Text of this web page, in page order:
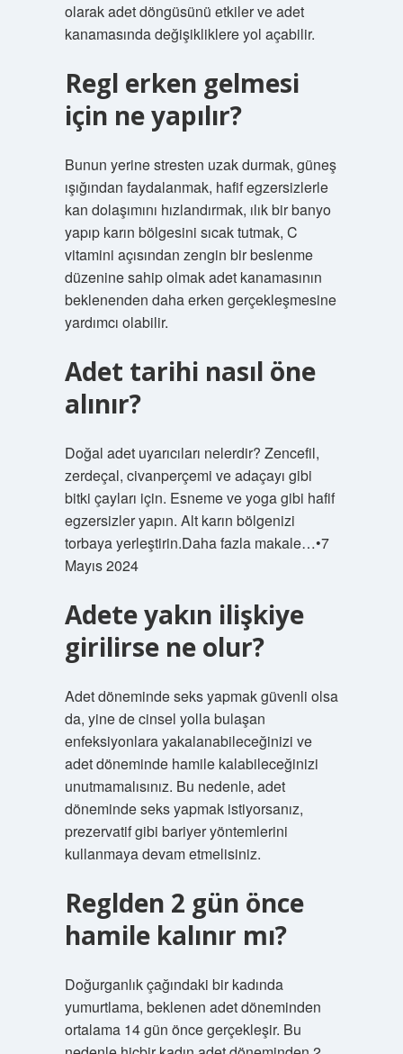
olarak adet döngüsünü etkiler ve adet
kanamasında değişikliklere yol açabilir.
Regl erken gelmesi
için ne yapılır?
Bunun yerine stresten uzak durmak, güneş
ışığından faydalanmak, hafif egzersizlerle
kan dolaşımını hızlandırmak, ılık bir banyo
yapıp karın bölgesini sıcak tutmak, C
vitamini açısından zengin bir beslenme
düzenine sahip olmak adet kanamasının
beklenenden daha erken gerçekleşmesine
yardımcı olabilir.
Adet tarihi nasıl öne
alınır?
Doğal adet uyarıcıları nelerdir? Zencefil,
zerdeçal, civanperçemi ve adaçayı gibi
bitki çayları için. Esneme ve yoga gibi hafif
egzersizler yapın. Alt karın bölgenizi
torbaya yerleştirin.Daha fazla makale…•7
Mayıs 2024
Adete yakın ilişkiye
girilirse ne olur?
Adet döneminde seks yapmak güvenli olsa
da, yine de cinsel yolla bulaşan
enfeksiyonlara yakalanabileceğinizi ve
adet döneminde hamile kalabileceğinizi
unutmamalısınız. Bu nedenle, adet
döneminde seks yapmak istiyorsanız,
prezervatif gibi bariyer yöntemlerini
kullanmaya devam etmelisiniz.
Reglden 2 gün önce
hamile kalınır mı?
Doğurganlık çağındaki bir kadında
yumurtlama, beklenen adet döneminden
ortalama 14 gün önce gerçekleşir. Bu